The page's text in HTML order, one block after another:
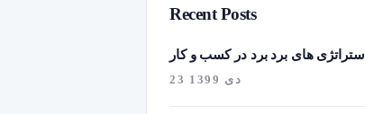
Recent Posts
استراتژی های برد برد در کسب و کار
23 دی 1399